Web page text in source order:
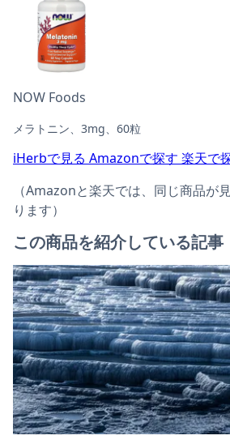
NOW Foods
メラトニン、3mg、60粒
iHerbで見る Amazonで探す 楽天で
（Amazonと楽天では、同じ商品が
ります）
この商品を紹介している記事